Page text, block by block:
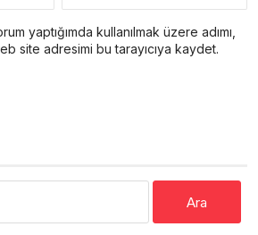
yaptığımda kullanılmak üzere adımı,
site adresimi bu tarayıcıya kaydet.